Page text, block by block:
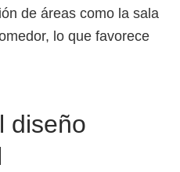
de áreas como la sala
lo que favorece
diseño